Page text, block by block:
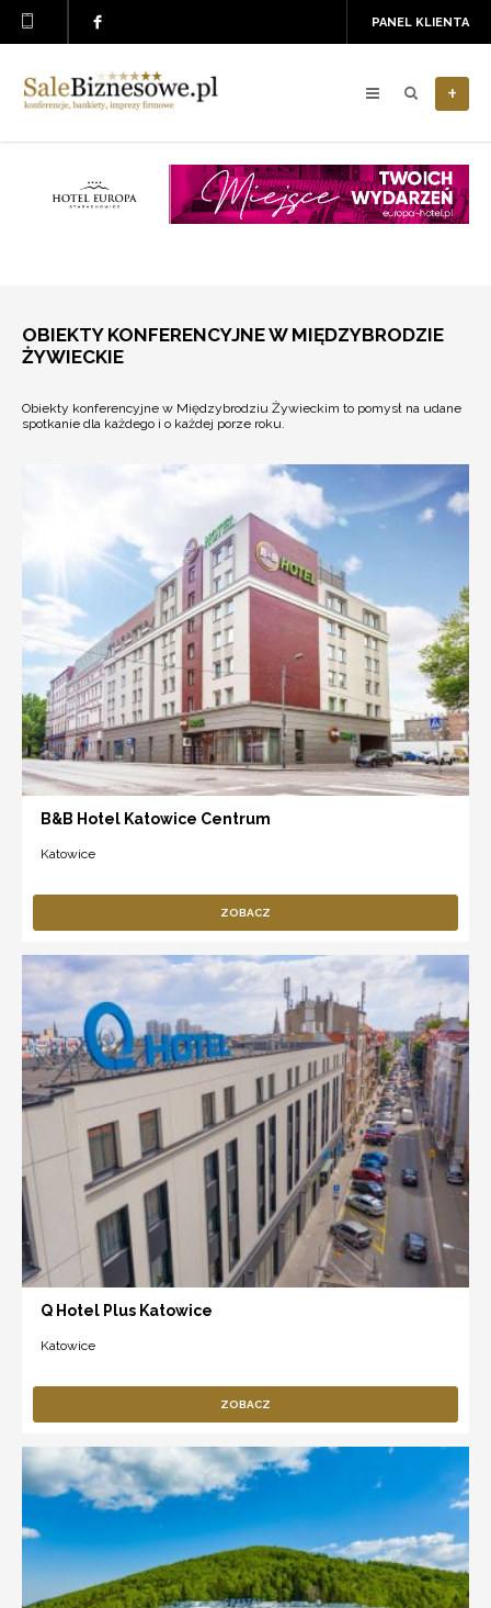
PANEL KLIENTA
+
OBIEKTY KONFERENCYJNE W MIĘDZYBRODZIE
ŻYWIECKIE
Obiekty konferencyjne w Międzybrodziu Żywieckim to pomysł na udane
spotkanie dla każdego i o każdej porze roku.
B&B Hotel Katowice Centrum
Katowice
ZOBACZ
Q Hotel Plus Katowice
Katowice
ZOBACZ